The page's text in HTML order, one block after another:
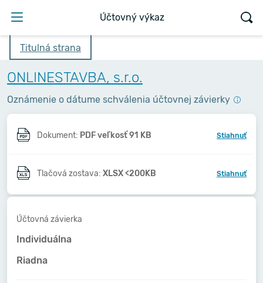
Účtovný výkaz
Titulná strana
ONLINESTAVBA, s.r.o.
Oznámenie o dátume schválenia účtovnej závierky
Dokument: PDF veľkosť 91 KB Stiahnuť
Tlačová zostava: XLSX <200KB Stiahnuť
Účtovná závierka
Individuálna
Riadna